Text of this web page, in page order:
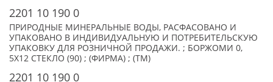
2201 10 190 0
ПРИРОДНЫЕ МИНЕРАЛЬНЫЕ ВОДЫ, РАСФАСОВАНО И
УПАКОВАНО В ИНДИВИДУАЛЬНУЮ И ПОТРЕБИТЕЛЬСКУЮ
УПАКОВКУ ДЛЯ РОЗНИЧНОЙ ПРОДАЖИ. ; БОРЖОМИ 0,
5Х12 СТЕКЛО (90) ; (ФИРМА) ; (TM)
2201 10 190 0